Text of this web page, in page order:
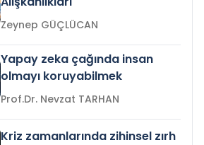
Zeynep GÜÇLÜCAN
Yapay zeka çağında insan
olmayı koruyabilmek
Prof.Dr. Nevzat TARHAN
Kriz zamanlarında zihinsel zırh